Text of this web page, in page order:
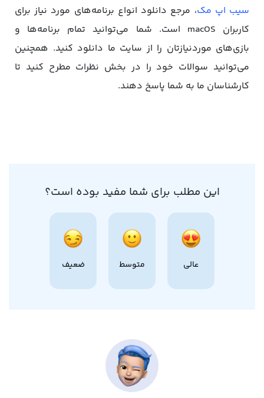
سیب اپ مک، مرجع دانلود انواع برنامه‌های مورد نیاز برای
کاربران macOS است. شما می‌توانید تمام برنامه‌ها و
بازی‌های موردنیازتان را از سایت ما دانلود کنید. همچنین
می‌توانید سوالات خود را در بخش نظرات مطرح کنید تا
کارشناسان ما به شما پاسخ دهند.
این مطلب برای شما مفید بوده است؟
عالی متوسط ضعیف